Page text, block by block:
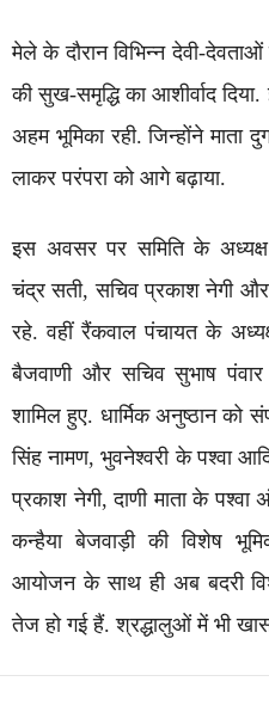
मेले के दौरान विभिन्न देवी-
की सुख-समृद्धि का आशीर्वाद
अहम भूमिका रही. जिन्होंने माता
लाकर परंपरा को आगे बढ़ाया.
इस अवसर पर समिति के अध्यक्ष
चंद्र सती, सचिव प्रकाश नेगी
रहे. वहीं रैंकवाल पंचायत के
बैजवाणी और सचिव सुभाष
शामिल हुए. धार्मिक अनुष्ठान को
सिंह नामण, भुवनेश्वरी के पश्वा
प्रकाश नेगी, दाणी माता के पश्वा
कन्हैया बेजवाड़ी की विशेष
आयोजन के साथ ही अब बदरी
तेज हो गई हैं. श्रद्धालुओं में भी